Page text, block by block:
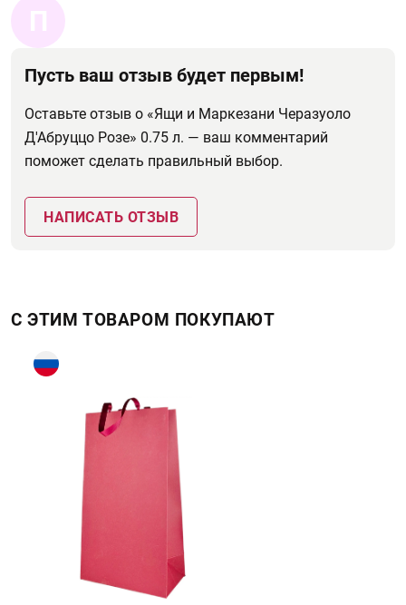
П
Пусть ваш отзыв будет первым!
Оставьте отзыв о «Ящи и Маркезани Черазуоло
Д'Абруццо Розе» 0.75 л. — ваш комментарий
поможет сделать правильный выбор.
НАПИСАТЬ ОТЗЫВ
С ЭТИМ ТОВАРОМ ПОКУПАЮТ